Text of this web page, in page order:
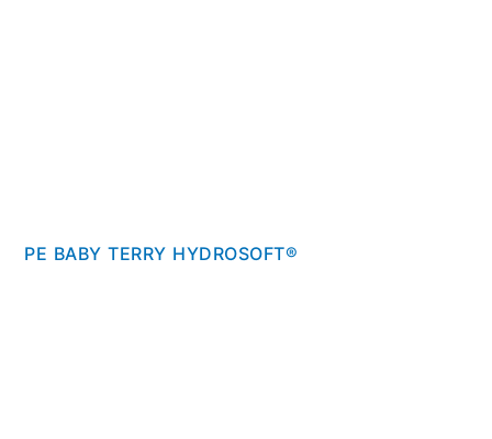
PE BABY TERRY HYDROSOFT®